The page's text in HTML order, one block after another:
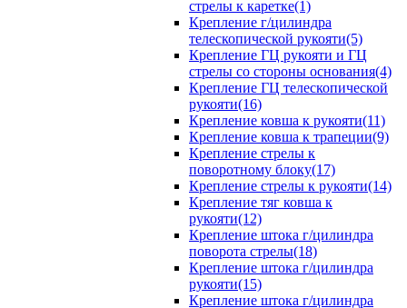
стрелы к каретке(1)
Крепление г/цилиндра
телескопической рукояти(5)
Крепление ГЦ рукояти и ГЦ
стрелы со стороны основания(4)
Крепление ГЦ телескопической
рукояти(16)
Крепление ковша к рукояти(11)
Крепление ковша к трапеции(9)
Крепление стрелы к
поворотному блоку(17)
Крепление стрелы к рукояти(14)
Крепление тяг ковша к
рукояти(12)
Крепление штока г/цилиндра
поворота стрелы(18)
Крепление штока г/цилиндра
рукояти(15)
Крепление штока г/цилиндра